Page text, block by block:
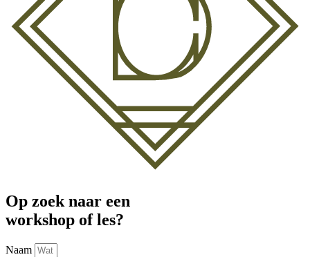
Op zoek naar een
workshop of les?
Naam